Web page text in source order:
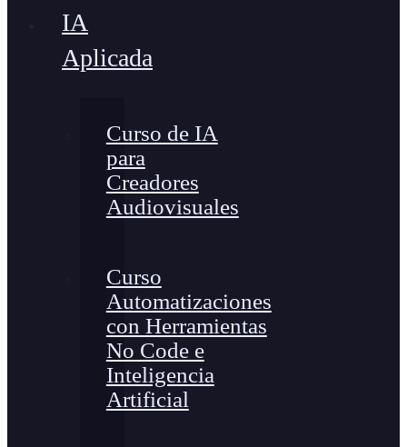
IA
Aplicada
Curso de IA
para
Creadores
Audiovisuales
Curso
Automatizaciones
con Herramientas
No Code e
Inteligencia
Artificial